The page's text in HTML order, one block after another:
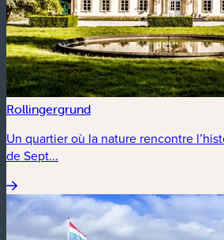
Rollingergrund
Un quartier où la nature rencontre
de Sept...